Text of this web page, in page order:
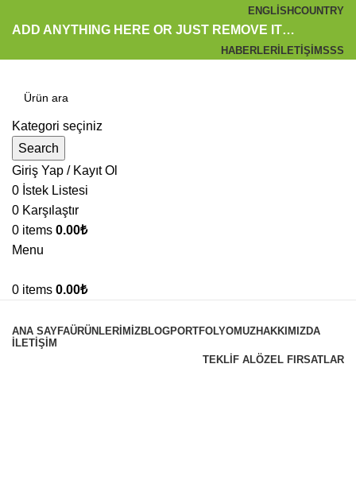
ENGLISHCOUNTRY
ADD ANYTHING HERE OR JUST REMOVE IT…
HABERLER İLETIŞIMSSS
Kategori seçiniz
Search
Giriş Yap / Kayıt Ol
0 İstek Listesi
0 Karşılaştır
0 items 0.00₺
Menu
0 items 0.00₺
ANA SAYFAÜRÜNLERIMIZBLOGPORTFOLYOMUZHAKKIMIZDA
İLETIŞIM
TEKLIF ALÖZEL FIRSATLAR